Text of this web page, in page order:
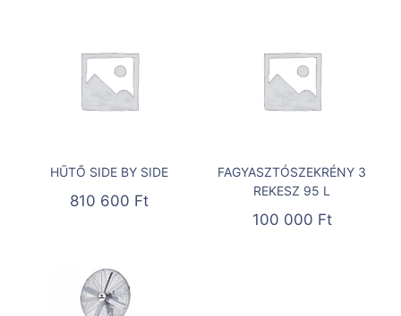
HŰTŐ SIDE BY SIDE
810 600 Ft
FAGYASZTÓSZEKRÉNY 3
REKESZ 95 L
100 000 Ft